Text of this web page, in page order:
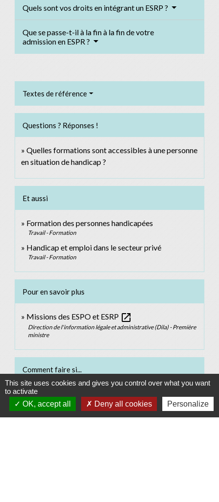
Quels sont vos droits en intégrant un ESRP ?
Que se passe-t-il à la fin à la fin de votre
admission en ESPR ?
Textes de référence
Questions ? Réponses !
Quelles formations sont accessibles à une personne
en situation de handicap ?
Et aussi
Formation des personnes handicapées
Travail - Formation
Handicap et emploi dans le secteur privé
Travail - Formation
Pour en savoir plus
Missions des ESPO et ESRP open_in_new
Direction de l'information légale et administrative (Dila) - Première
ministre
Comment faire si...
Je suis en situation de handicap
This site uses cookies and gives you control over what you want
to activate
OK, accept all
Deny all cookies Personalize